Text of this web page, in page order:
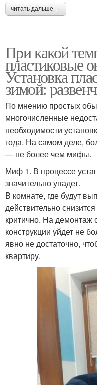
читать дальше →
При какой
пластиковые
Установка
зимой:
По мнению простых
многочисленные
необходимости
года. На самом деле,
— не более чем мифы.
Миф 1. В процессе
значительно упадет.
В комнате, где будут
действительно
критично. На демонтаж
конструкции уйдет не
явно не достаточно,
квартиру.